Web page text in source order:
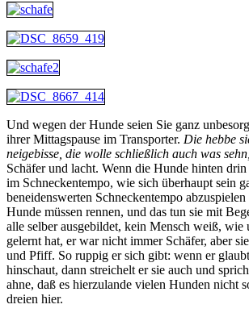
Und wegen der Hunde seien Sie ganz
ihrer Mittagspause im Transporter. Die hebbe
neigebisse, die wolle schließlich auch was sehn,
Schäfer und lacht. Wenn die Hunde hinten
im Schneckentempo, wie sich überhaupt sein
beneidenswerten Schneckentempo
Hunde müssen rennen, und das tun sie mit
alle selber ausgebildet, kein Mensch weiß, wie
gelernt hat, er war nicht immer Schäfer, aber
und Pfiff. So ruppig er sich gibt: wenn er
hinschaut, dann streichelt er sie auch und
ahne, daß es hierzulande vielen Hunden nicht
dreien hier.